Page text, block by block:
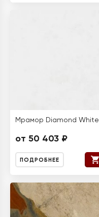
Мрамор Diamond White
от 50 403 ₽
ПОДРОБНЕЕ